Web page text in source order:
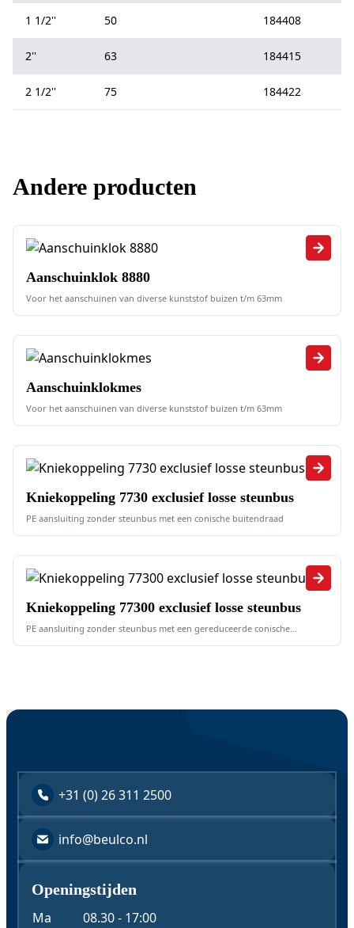
1 1/2'' 50 184408
2'' 63 184415
2 1/2'' 75 184422
Andere producten
Aanschuinklok 8880
Voor het aanschuinen van diverse kunststof buizen t/m 63mm
Aanschuinklokmes
Voor het aanschuinen van diverse kunststof buizen t/m 63mm
Kniekoppeling 7730 exclusief losse steunbus
PE aansluiting zonder steunbus met een conische buitendraad
Kniekoppeling 77300 exclusief losse steunbus
PE aansluiting zonder steunbus met een gereduceerde conische
+31 (0) 26 311 2500
info@beulco.nl
Openingstijden
Ma
08.30 - 17:00